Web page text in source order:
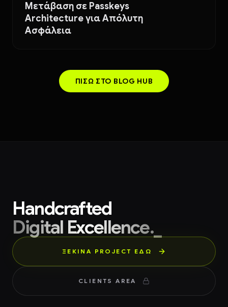
Μετάβαση σε Passkeys
Architecture για Απόλυτη
Ασφάλεια
ΠΊΣΩ ΣΤΟ BLOG HUB
Handcrafted
Digital Excellence._
ΞΕΚΙΝΑ PROJECT ΕΔΏ
CLIENTS AREA